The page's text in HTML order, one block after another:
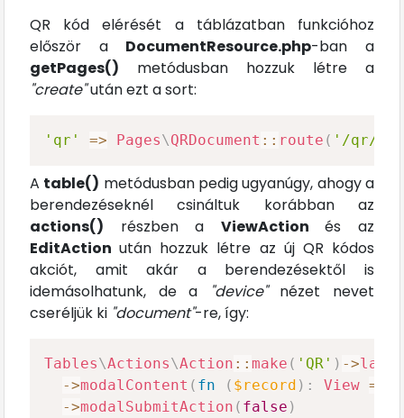
QR kód elérését a táblázatban funkcióhoz
először a DocumentResource.php-ban a
getPages() metódusban hozzuk létre a
"create"után ezt a sort:
'qr' => Pages\QRDocument :: route ( '/qr/
A table() metódusban pedig ugyanúgy, ahogy a
berendezéseknél csináltuk korábban az
actions() részben a ViewActionés az
EditActionután hozzuk létre az új QR kódos
akciót, amit akár a berendezésektől is
idemásolhatunk, de a
"device"nézet nevet
cseréljük ki "document"-re, így:
Tables\Actions\Action :: make ( 'QR' ) ->label
->modalContent ( fn ( $record ) : View =>
->modalSubmitAction ( false )